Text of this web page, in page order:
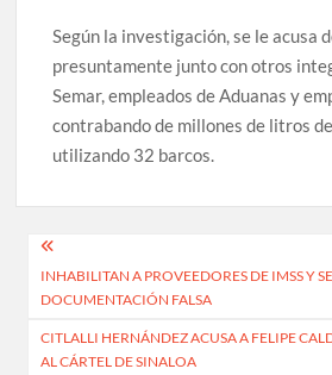
Según la investigación, se le acusa
presuntamente junto con otros
Semar, empleados de Aduanas y
contrabando de millones de litros
utilizando 32 barcos.
Navegación
de
entradas
INHABILITAN A PROVEEDORES DE IMSS Y
DOCUMENTACIÓN FALSA
CITLALLI HERNÁNDEZ ACUSA A FELIPE
AL CÁRTEL DE SINALOA